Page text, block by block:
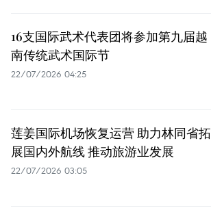
16支国际武术代表团将参加第九届越
南传统武术国际节
22/07/2026 04:25
莲姜国际机场恢复运营 助力林同省拓
展国内外航线 推动旅游业发展
22/07/2026 03:05